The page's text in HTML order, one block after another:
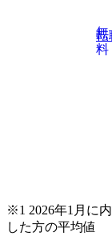
無
料
転
※1 2026年1月に
した方の平均値